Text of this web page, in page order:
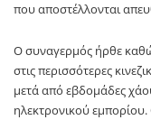
που αποστέλλονται
Ο συναγερμός ήρθε
στις περισσότερες
μετά από εβδομάδες
ηλεκτρονικού